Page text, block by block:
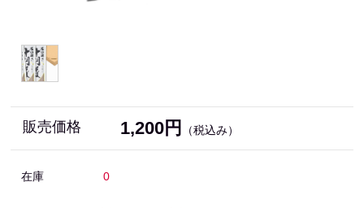
販売価格 1,200円 （税込み）
在庫 0